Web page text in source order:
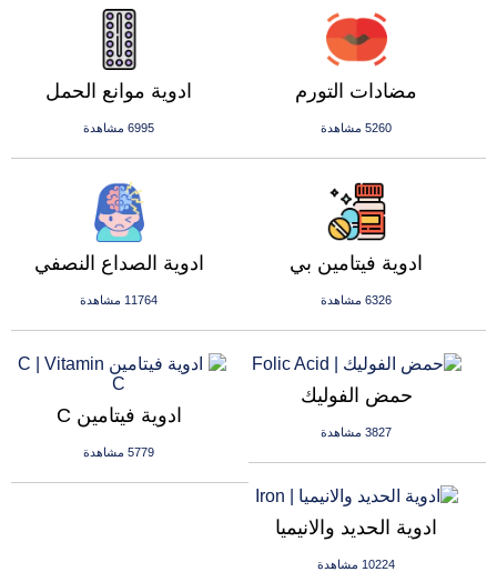
ادوية موانع الحمل
6995 مشاهدة
مضادات التورم
5260 مشاهدة
ادوية الصداع النصفي
11764 مشاهدة
ادوية فيتامين بي
6326 مشاهدة
ادوية فيتامين C
5779 مشاهدة
حمض الفوليك
3827 مشاهدة
ادوية الحديد والانيميا
10224 مشاهدة